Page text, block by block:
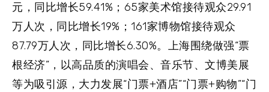
元，同比增长59.41%；65家美术馆接待观众29.91
万人次，同比增长19%；161家博物馆接待观众
87.79万人次，同比增长6.30%。上海围绕做强“票
根经济”，以高品质的演唱会、音乐节、文博美展
等为吸引源，大力发展“门票+酒店”“门票+购物”“门